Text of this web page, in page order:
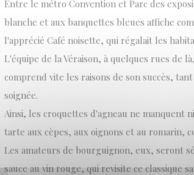
Entre le métro Convention et Parc des
blanche et aux banquettes bleues affiche
l'apprécié Café noisette, qui régalait les
L'équipe de la Véraison, à quelques rues de
comprend vite les raisons de son succès,
soignée.
Ainsi, les croquettes d'agneau ne manquent
tarte aux cèpes, aux oignons et au romarin,
Les amateurs de bourguignon, eux, seront
sauce au vin rouge, qui revisite ce classique